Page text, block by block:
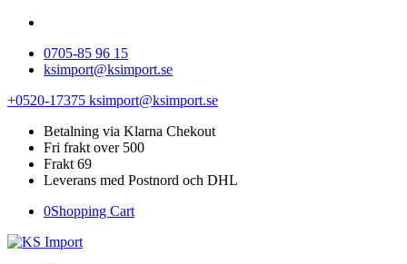
0705-85 96 15
ksimport@ksimport.se
+0520-17375 ksimport@ksimport.se
Betalning via Klarna Chekout
Fri frakt over 500
Frakt 69
Leverans med Postnord och DHL
0Shopping Cart